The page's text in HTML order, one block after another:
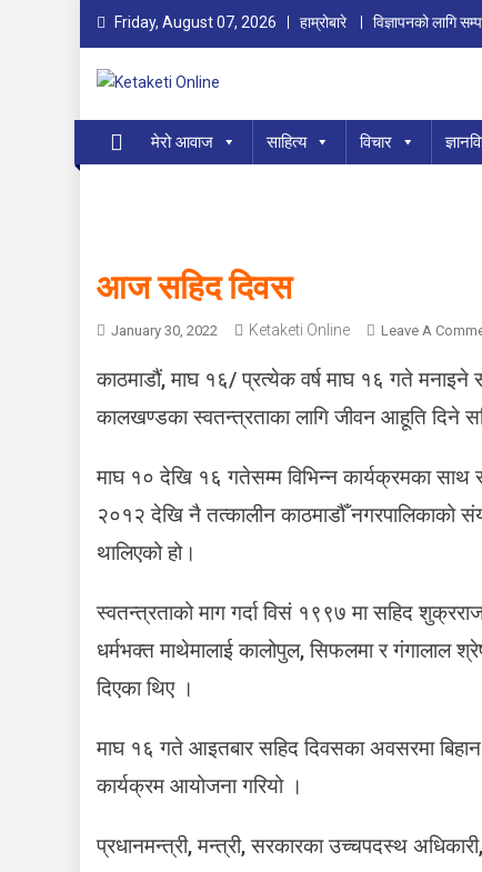
content
Friday, August 07, 2026 हाम्रोबारे विज्ञापनको लागि
Ketaketi Online
मेरो आवाज साहित्य विचार
आज सहिद दिवस
January 30, 2022 Ketaketi Online Leave A
काठमाडौं, माघ १६/ प्रत्येक वर्ष माघ १६ गते मनाइने
कालखण्डका स्वतन्त्रताका लागि जीवन आहूति दिने
माघ १० देखि १६ गतेसम्म विभिन्न कार्यक्रमका साथ
२०१२ देखि नै तत्कालीन काठमाडौँ नगरपालिकाको
थालिएको हो।
स्वतन्त्रताको माग गर्दा विसं १९९७ मा सहिद
धर्मभक्त माथेमालाई कालोपुल, सिफलमा र गंगालाल
दिएका थिए ।
माघ १६ गते आइतबार सहिद दिवसका अवसरमा बिहान
कार्यक्रम आयोजना गरियो ।
प्रधानमन्त्री, मन्त्री, सरकारका उच्चपदस्थ